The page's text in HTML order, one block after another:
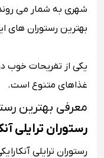
شهری به شمار می
بهترین رستوران های
یکی از تفریحات خوب
غذاهای متنوع است.
معرفی بهترین
رستوران ترایلی
رستوران ترایلی